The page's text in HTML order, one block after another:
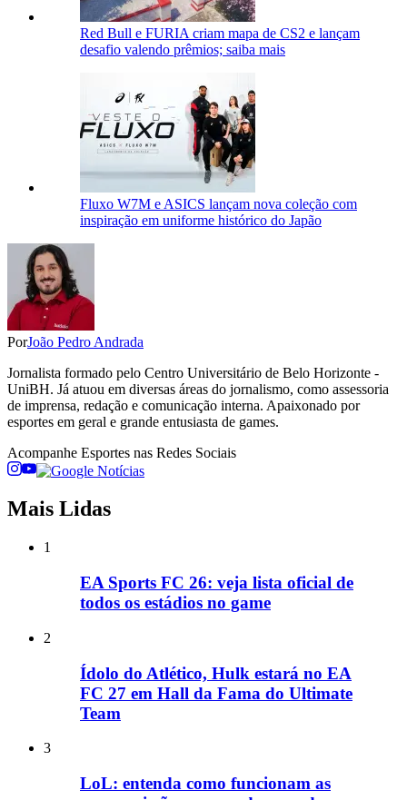
Red Bull e FURIA criam mapa de CS2 e lançam
desafio valendo prêmios; saiba mais
Fluxo W7M e ASICS lançam nova coleção com
inspiração em uniforme histórico do Japão
PorJoão Pedro Andrada
Jornalista formado pelo Centro Universitário de Belo Horizonte -
UniBH. Já atuou em diversas áreas do jornalismo, como assessoria
de imprensa, redação e comunicação interna. Apaixonado por
esportes em geral e grande entusiasta de games.
Acompanhe Esportes nas Redes Sociais
Mais Lidas
1
EA Sports FC 26: veja lista oficial de
todos os estádios no game
2
Ídolo do Atlético, Hulk estará no EA
FC 27 em Hall da Fama do Ultimate
Team
3
LoL: entenda como funcionam as